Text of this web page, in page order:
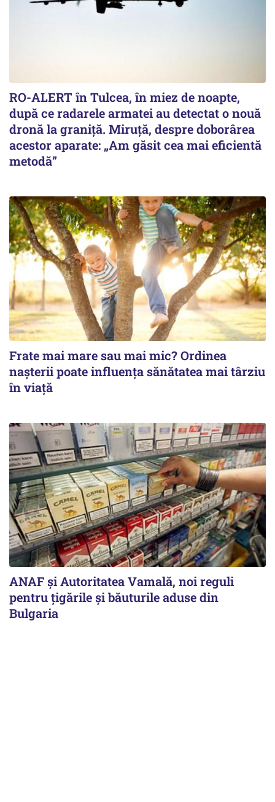
RO-ALERT în Tulcea, în miez de noapte,
după ce radarele armatei au detectat o nouă
dronă la graniță. Miruță, despre doborârea
acestor aparate: „Am găsit cea mai eficientă
metodă”
Frate mai mare sau mai mic? Ordinea
nașterii poate influența sănătatea mai târziu
în viață
ANAF și Autoritatea Vamală, noi reguli
pentru țigările și băuturile aduse din
Bulgaria